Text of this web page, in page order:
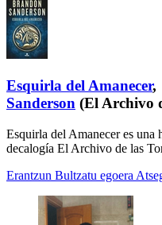
Esquirla del Amanecer,
Sanderson (El Archivo
Esquirla del Amanecer es una
decalogía El Archivo de las
Erantzun Bultzatu egoera